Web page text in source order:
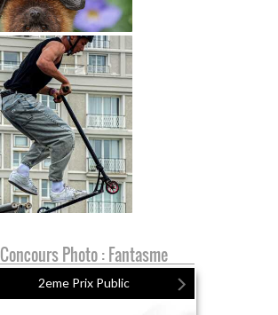
Concours Photo : Fantasme
2eme Prix Public